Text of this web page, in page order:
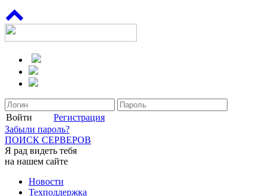
Войти
Регистрация
Забыли пароль?
ПОИСК СЕРВЕРОВ
Я рад видеть тебя
на нашем сайте
Новости
Техподдержка